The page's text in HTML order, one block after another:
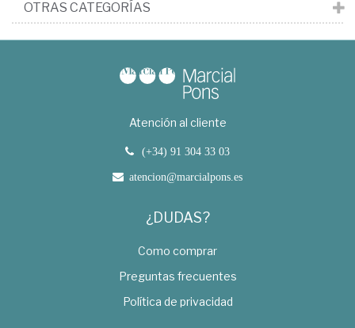
OTRAS CATEGORÍAS
Atención al cliente
(+34) 91 304 33 03
atencion@marcialpons.es
¿DUDAS?
Como comprar
Preguntas frecuentes
Política de privacidad